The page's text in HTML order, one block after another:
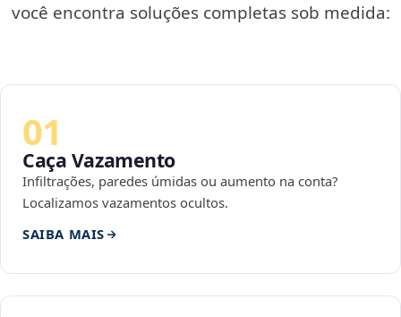
você encontra soluções completas sob medida:
01
Caça Vazamento
Infiltrações, paredes úmidas ou aumento na conta?
Localizamos vazamentos ocultos.
SAIBA MAIS